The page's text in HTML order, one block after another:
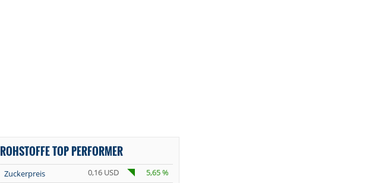
ROHSTOFFE TOP PERFORMER
Zuckerpreis 0,16 USD
5,65 %